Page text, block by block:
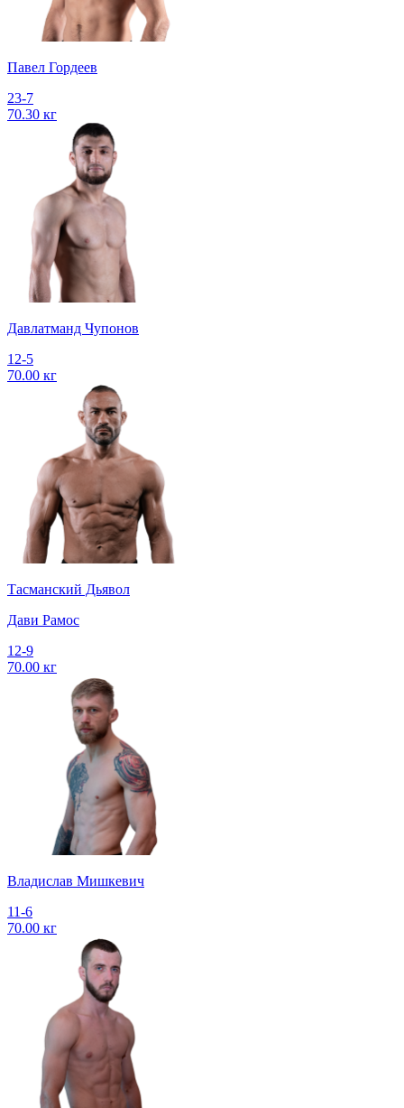
Павел Гордеев
23-7
70.30 кг
Давлатманд Чупонов
12-5
70.00 кг
Тасманский Дьявол
Дави Рамос
12-9
70.00 кг
Владислав Мишкевич
11-6
70.00 кг